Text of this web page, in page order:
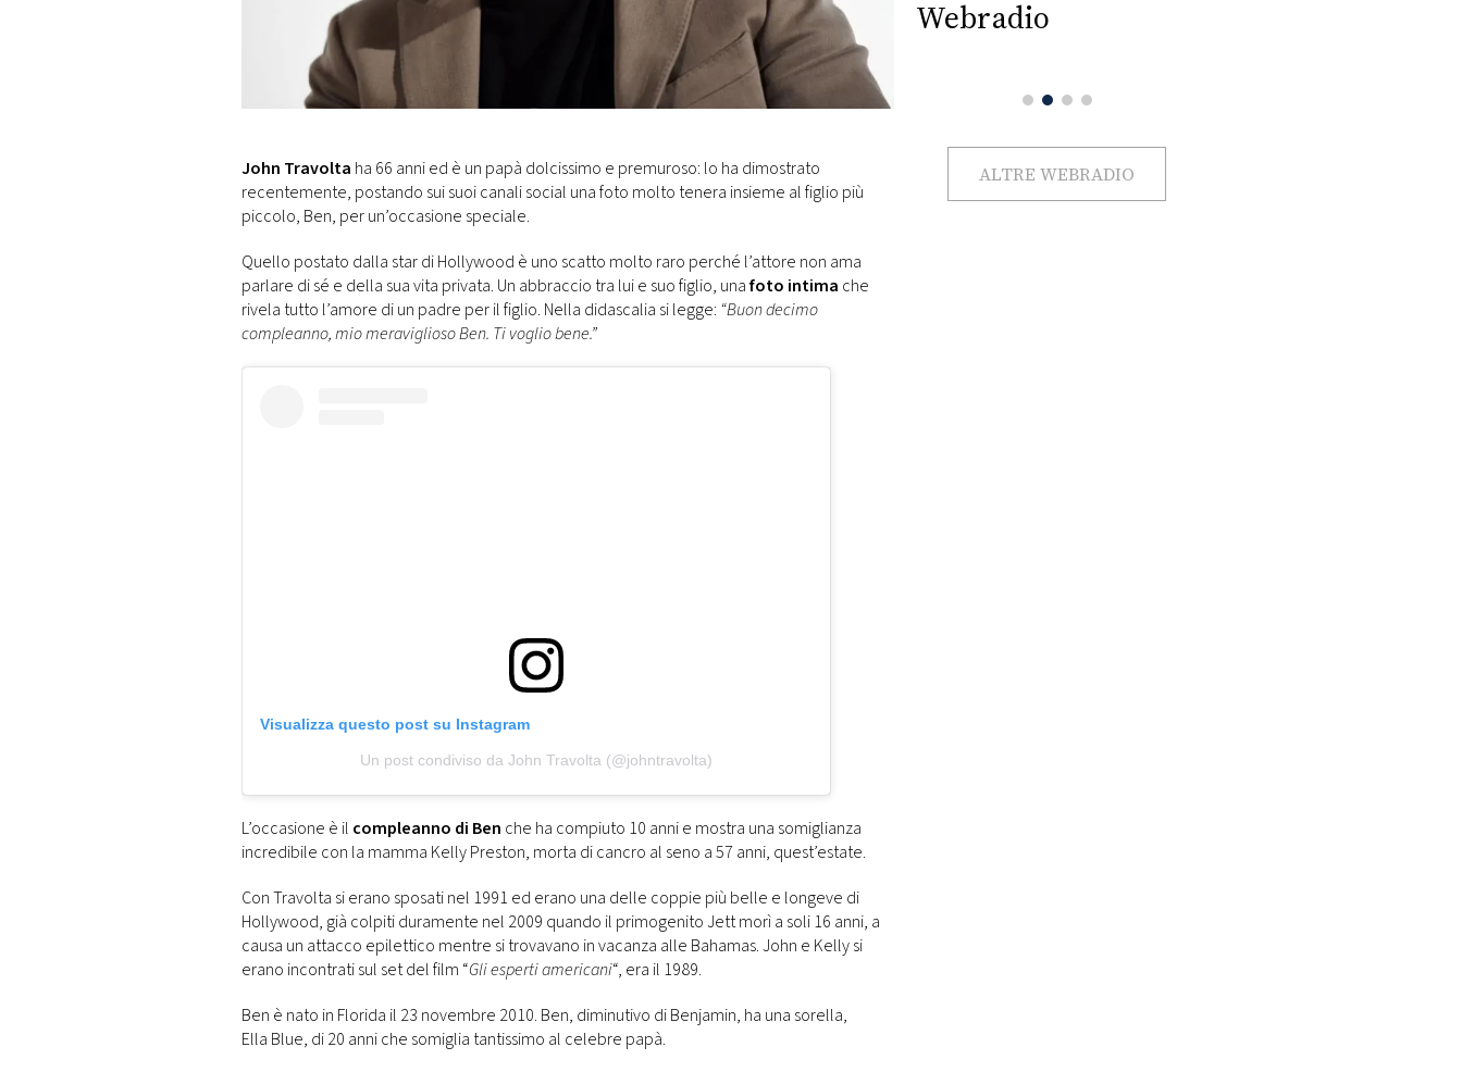
John Travolta ha 66 anni ed è un papà dolcissimo e premuroso: lo ha dimostrato
recentemente, postando sui suoi canali social una foto molto tenera insieme al figlio più
piccolo, Ben, per un’occasione speciale.
Quello postato dalla star di Hollywood è uno scatto molto raro perché l’attore non ama
parlare di sé e della sua vita privata. Un abbraccio tra lui e suo figlio, unafoto intima che
rivela tutto l’amore di un padre per il figlio. Nella didascalia si legge: “Buon decimo
compleanno, mio meraviglioso Ben. Ti voglio bene.”
Visualizza questo post su Instagram
Un post condiviso da John Travolta (@johntravolta)
L’occasione è il compleanno di Ben che ha compiuto 10 anni e mostra una somiglianza
incredibile con la mamma Kelly Preston, morta di cancro al seno a 57 anni, quest’estate.
Con Travolta si erano sposati nel 1991 ed erano una delle coppie più belle e longeve di
Hollywood, già colpiti duramente nel 2009 quando il primogenito Jett morì a soli 16 anni, a
causa un attacco epilettico mentre si trovavano in vacanza alle Bahamas. John e Kelly si
erano incontrati sul set del film “Gli esperti americani“, era il 1989.
Ben è nato in Florida il 23 novembre 2010. Ben, diminutivo di Benjamin, ha una sorella,
Ella Blue, di 20 anni che somiglia tantissimo al celebre papà.
Webradio
ALTRE WEBRADIO